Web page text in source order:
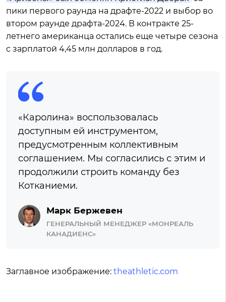
пики первого раунда на драфте-2022 и выбор во
втором раунде драфта-2024. В контракте 25-
летнего американца остались еще четыре сезона
с зарплатой 4,45 млн долларов в год.
«Каролина» воспользовалась
доступным ей инструментом,
предусмотренным коллективным
соглашением. Мы согласились с этим и
продолжили строить команду без
Котканиеми.
Марк Бержевен
ГЕНЕРАЛЬНЫЙ МЕНЕДЖЕР «МОНРЕАЛЬ
КАНАДИЕНС»
Заглавное изображение: theathletic.com